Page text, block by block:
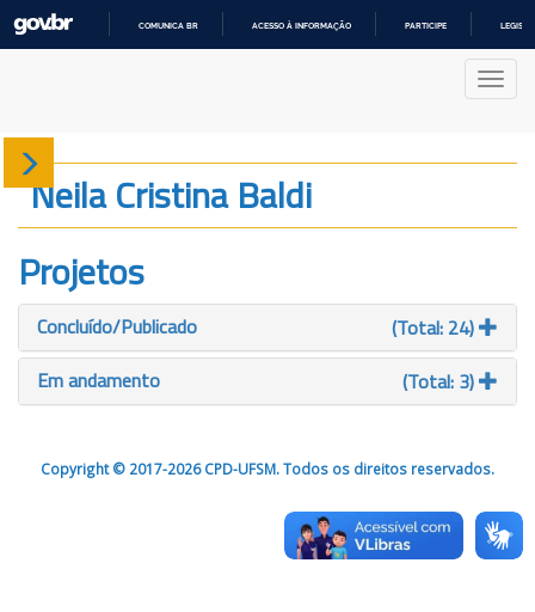
COMUNICA BR ACESSO À INFORMAÇÃO PARTICIPE
Sobre
Produção
Projetos
Gráficos
Neila Cristina Baldi
Projetos
Concluído/Publicado
(Total: 24)
Em andamento
(Total: 3)
Copyright © 2017-2026 CPD-UFSM. Todos os direitos reservados.